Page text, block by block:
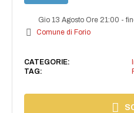
Gio 13 Agosto Ore 21:00 -
Comune di Forio
CATEGORIE:
TAG: